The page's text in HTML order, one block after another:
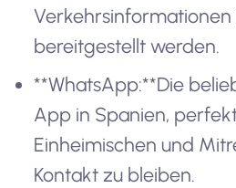
Verkehrsinformationen
bereitgestellt werden.
**WhatsApp:**Die
App in Spanien,
Einheimischen und
Kontakt zu bleiben.